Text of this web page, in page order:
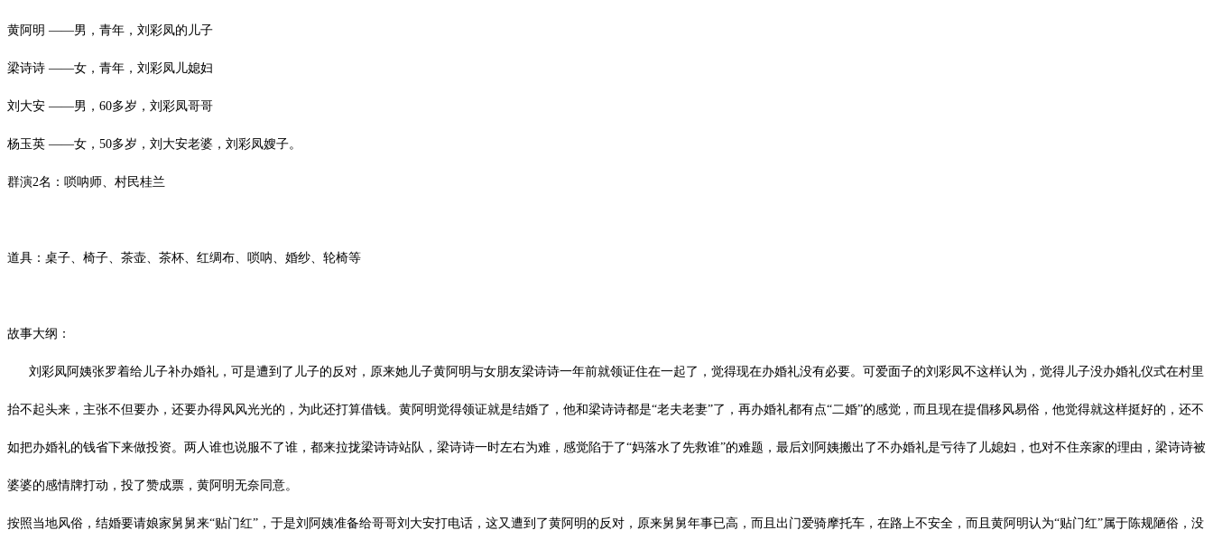
黄阿明 ——男，青年，刘彩凤的儿子
梁诗诗 ——女，青年，刘彩凤儿媳妇
刘大安 ——男，60多岁，刘彩凤哥哥
杨玉英 ——女，50多岁，刘大安老婆，刘彩凤嫂子。
群演2名：唢呐师、村民桂兰
道具：桌子、椅子、茶壶、茶杯、红绸布、唢呐、婚纱、轮椅等
故事大纲：
刘彩凤阿姨张罗着给儿子补办婚礼，可是遭到了儿子的反对，原来她儿子黄阿明与女朋友梁诗诗一年前就领证住在一起了，觉得现在办婚礼没有必要。可爱面子的刘彩凤不这样认为，觉得儿子没办婚礼仪式在村里
抬不起头来，主张不但要办，还要办得风风光光的，为此还打算借钱。黄阿明觉得领证就是结婚了，他和梁诗诗都是“老夫老妻”了，再办婚礼都有点“二婚”的感觉，而且现在提倡移风易俗，他觉得就这样挺好的，还不
如把办婚礼的钱省下来做投资。两人谁也说服不了谁，都来拉拢梁诗诗站队，梁诗诗一时左右为难，感觉陷于了“妈落水了先救谁”的难题，最后刘阿姨搬出了不办婚礼是亏待了儿媳妇，也对不住亲家的理由，梁诗诗被
婆婆的感情牌打动，投了赞成票，黄阿明无奈同意。
按照当地风俗，结婚要请娘家舅舅来“贴门红”，于是刘阿姨准备给哥哥刘大安打电话，这又遭到了黄阿明的反对，原来舅舅年事已高，而且出门爱骑摩托车，在路上不安全，而且黄阿明认为“贴门红”属于陈规陋俗，没